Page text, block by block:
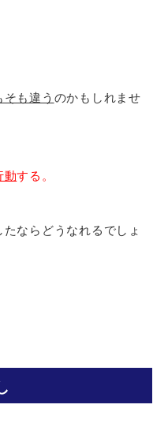
も違う のかもしれませ
動する。
ならどうなれるでしょ